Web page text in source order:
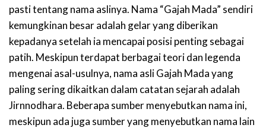
pasti tentang nama aslinya. Nama “Gajah Mada” sendiri
kemungkinan besar adalah gelar yang diberikan
kepadanya setelah ia mencapai posisi penting sebagai
patih. Meskipun terdapat berbagai teori dan legenda
mengenai asal-usulnya, nama asli Gajah Mada yang
paling sering dikaitkan dalam catatan sejarah adalah
Jirnnodhara. Beberapa sumber menyebutkan nama ini,
meskipun ada juga sumber yang menyebutkan nama lain